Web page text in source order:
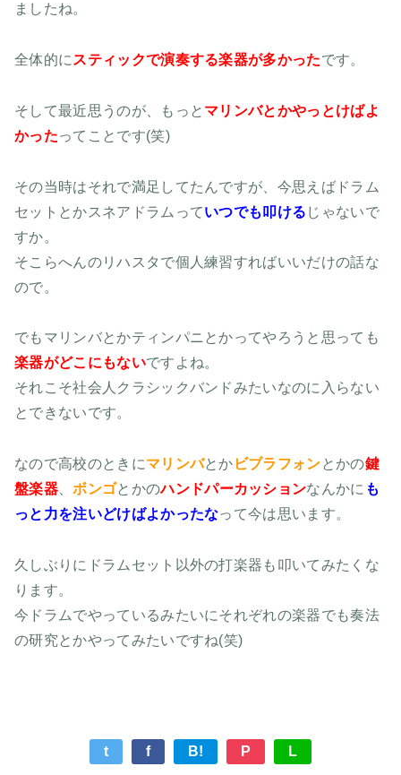
ましたね。
全体的に スティックで演奏する楽器が多かったです。
そして最近思うのが、もっと マリンバとかやっとけばよ
かったってことです(笑)
その当時はそれで満足してたんですが、今思えばドラム
セットとかスネアドラムっていつでも叩ける じゃないで
すか。
そこらへんのリハスタで個人練習すればいいだけの話な
ので。
でもマリンバとかティンパニとかってやろうと思っても
楽器がどこにもないですよね。
それこそ社会人クラシックバンドみたいなのに入らない
とできないです。
なので高校のときにマリンバとか ビブラフォンとかの鍵
盤楽器、ボンゴとかのハンドパーカッションなんかに も
っと力を注いどけばよかったなって今は思います。
久しぶりにドラムセット以外の打楽器も叩いてみたくな
ります。
今ドラムでやっているみたいにそれぞれの楽器でも奏法
の研究とかやってみたいですね(笑)
t f B! P L